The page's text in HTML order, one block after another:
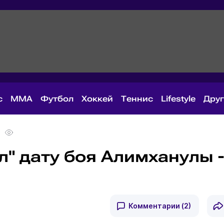
MMA Футбол Хоккей Теннис Lifestyle
дату боя Алимханулы -
Комментарии (2)